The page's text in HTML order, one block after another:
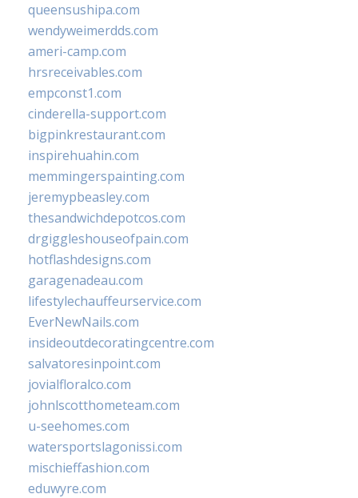
queensushipa.com
wendyweimerdds.com
ameri-camp.com
hrsreceivables.com
empconst1.com
cinderella-support.com
bigpinkrestaurant.com
inspirehuahin.com
memmingerspainting.com
jeremypbeasley.com
thesandwichdepotcos.com
drgiggleshouseofpain.com
hotflashdesigns.com
garagenadeau.com
lifestylechauffeurservice.com
EverNewNails.com
insideoutdecoratingcentre.com
salvatoresinpoint.com
jovialfloralco.com
johnlscotthometeam.com
u-seehomes.com
watersportslagonissi.com
mischieffashion.com
eduwyre.com